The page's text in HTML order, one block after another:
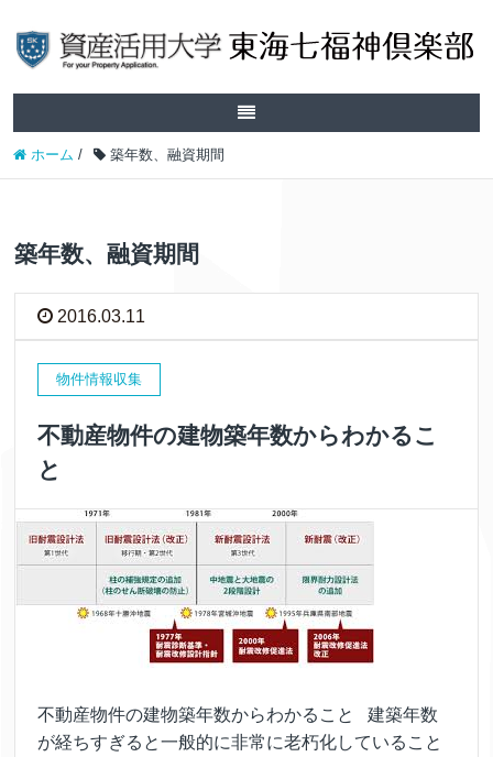
ホーム / 築年数、融資期間
築年数、融資期間
2016.03.11
物件情報収集
不動産物件の建物築年数からわかるこ
と
不動産物件の建物築年数からわかること 建築年数
が経ちすぎると一般的に非常に老朽化していること